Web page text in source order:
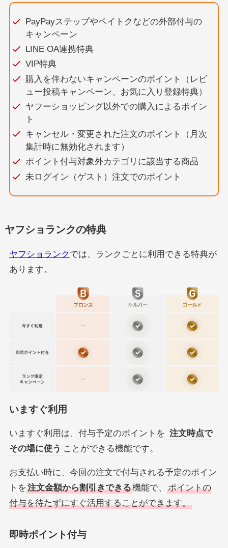
PayPayステップやペイトクなどの外部付与の
キャンペーン
LINE OA連携特典
VIP特典
購入を伴わないキャンペーンのポイント（レビ
ュー投稿キャンペーン、お気に入り登録特典）
ヤフーショッピング以外での購入によるポイン
ト
キャンセル・変更された注文のポイント（月次
集計時に無効化されます）
ポイント付与対象外カテゴリに該当する商品
未ログイン（ゲスト）注文でのポイント
ヤフショランクの特典
ヤフショランク では、ランクごとに利用できる特典が
あります。
いますぐ利用
いますぐ利用は、付与予定のポイントを 注文時点で
その場に使う ことができる機能です。
お支払い時に、今回の注文で付与される予定のポイン
トを注文金額から割引きできる機能で、
ポイントの
付与を待たずにすぐ活用することができます。
即時ポイント付与